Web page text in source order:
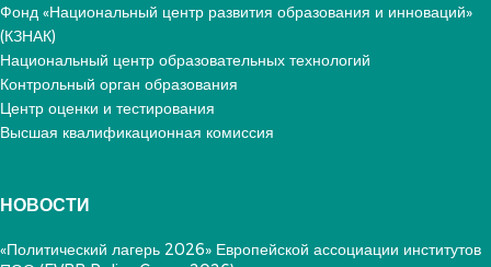
Фонд «Национальный центр развития образования и инноваций»
(КЗНАК)
Национальный центр образовательных технологий
Контрольный орган образования
Центр оценки и тестирования
Высшая квалификационная комиссия
НОВОСТИ
«Политический лагерь 2026» Европейской ассоциации институтов